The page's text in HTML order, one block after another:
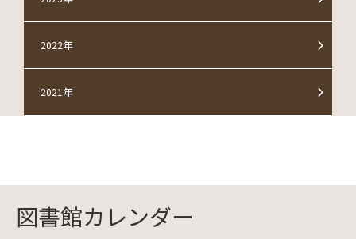
2022年
2021年
図書館カレンダー